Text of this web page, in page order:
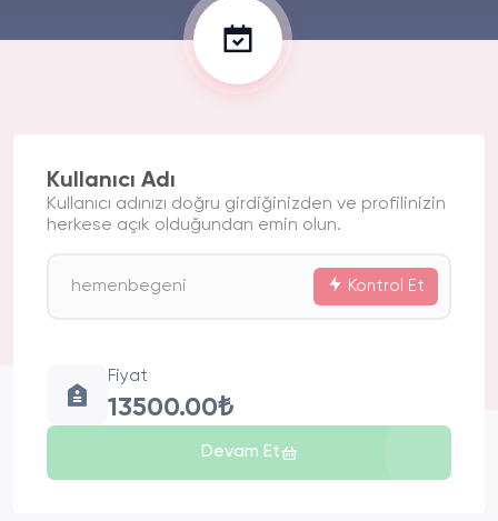
Kullanıcı Adı
Kullanıcı adınızı doğru girdiğinizden ve profilinizin
herkese açık olduğundan emin olun.
Kontrol Et
Fiyat
13500.00₺
Devam Et